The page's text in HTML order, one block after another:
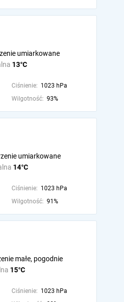
13°C
umiarkowane
Ciśnienie: 1023 hPa
Wilgotność: 93%
14°C
umiarkowane
Ciśnienie: 1023 hPa
Wilgotność: 91%
15°C
małe, pogodnie
Ciśnienie: 1023 hPa